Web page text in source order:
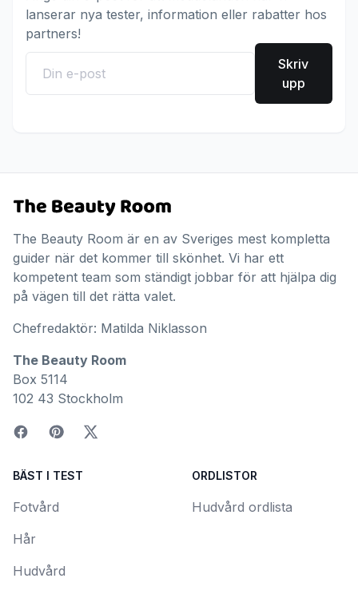
lanserar nya tester, information eller rabatter hos
partners!
Skriv
upp
The Beauty Room är en av Sveriges mest kompletta
guider när det kommer till skönhet. Vi har ett
kompetent team som ständigt jobbar för att hjälpa dig
på vägen till det rätta valet.
Chefredaktör: Matilda Niklasson
The Beauty Room
Box 5114
102 43 Stockholm
BÄST I TEST
Fotvård
Hår
Hudvård
ORDLISTOR
Hudvård ordlista